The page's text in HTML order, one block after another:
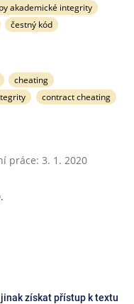
akademické integrity
čestný kód
cheating
contract cheating
práce: 3. 1. 2020
získat přístup k textu